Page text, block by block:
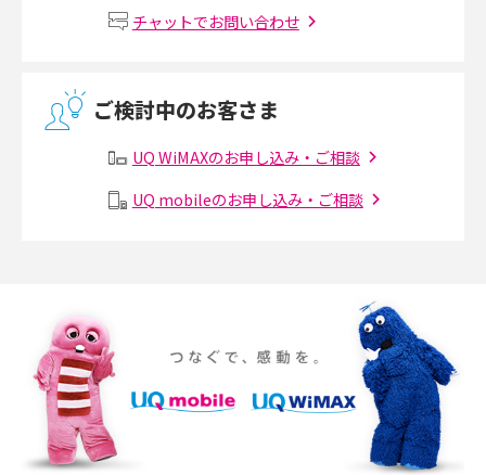
Wi-Fiルーターの設定方法をわかりやすく解説！事前に準備すべきものも紹
無線LANとは？メリット・デメリットや接続方法を解説
メッシュWi-Fiとは？仕組みやメリット・デメリット、中継機との違いを解
ポケット型Wi-Fiをレンタルするメリットとは？選び方や向いている方の特
徴も紹介
持ち運びできるポケット型Wi-Fiのおススメの選び方は？メリット・デメリ
ットも紹介
チャットでお問い合わせ
ご検討中のお客さま
UQ WiMAXのお申し込み・ご相談
UQ mobileのお申し込み・ご相談